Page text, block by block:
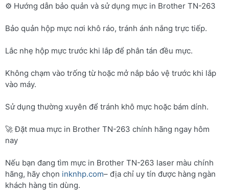
⚙️ Hướng dẫn bảo quản và sử dụng mực in Brother TN-263
Bảo quản hộp mực nơi khô ráo, tránh ánh nắng trực tiếp.
Lắc nhẹ hộp mực trước khi lắp để phân tán đều mực.
Không chạm vào trống từ hoặc mở nắp bảo vệ trước khi lắp
vào máy.
Sử dụng thường xuyên để tránh khô mực hoặc bám dính.
🚀 Đặt mua mực in Brother TN-263 chính hãng ngay hôm
nay
Nếu bạn đang tìm mực in Brother TN-263 laser màu chính
hãng, hãy chọn inknhp.com– địa chỉ uy tín được hàng ngàn
khách hàng tin dùng.